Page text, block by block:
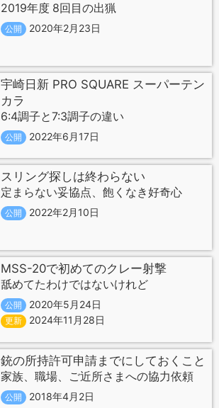
2019年度 8回目の出猟
公開 2020年2月23日
宇崎日新 PRO SQUARE スーパーテン
カラ
6:4調子と7:3調子の違い
公開 2022年6月17日
スリング探しは終わらない
定まらない妥協点、飽くなき好奇心
公開 2022年2月10日
MSS-20で初めてのクレー射撃
舐めてたわけではないけれど
公開 2020年5月24日
更新 2024年11月28日
銃の所持許可申請までにしておくこと
家族、職場、ご近所さまへの協力依頼
公開 2018年4月2日